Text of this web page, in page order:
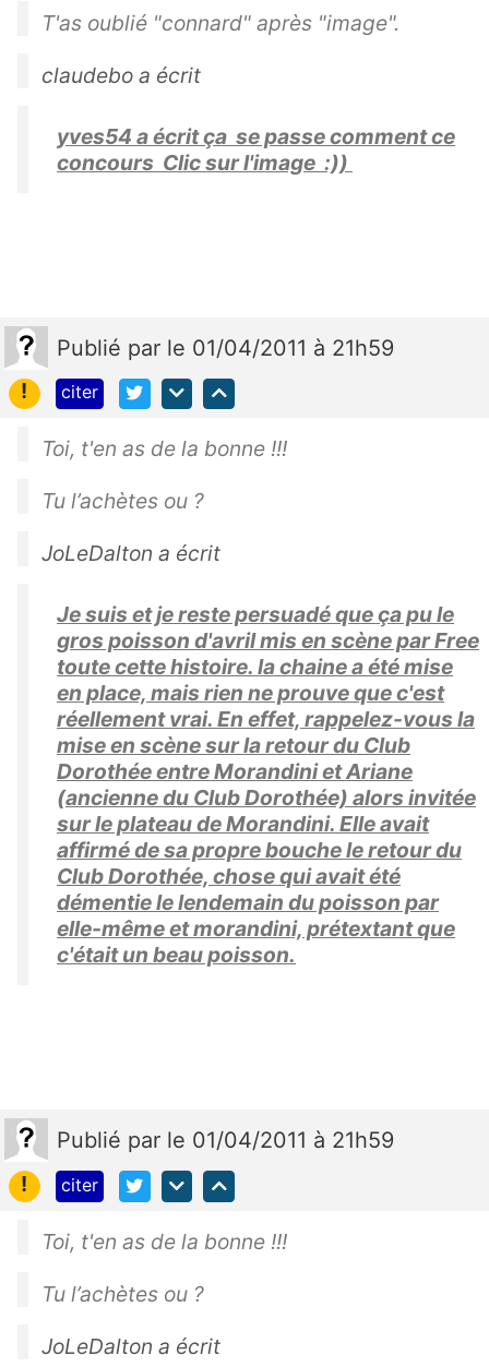
T'as oublié "connard" après "image".
claudebo a écrit
yves54 a écrit ça se passe comment ce
concours Clic sur l'image :))
Publié par le 01/04/2011 à 21h59
!
citer
Toi, t'en as de la bonne !!!
Tu l’achètes ou ?
JoLeDalton a écrit
Je suis et je reste persuadé que ça pu le
gros poisson d'avril mis en scène par Free
toute cette histoire. la chaine a été mise
en place, mais rien ne prouve que c'est
réellement vrai. En effet, rappelez-vous la
mise en scène sur la retour du Club
Dorothée entre Morandini et Ariane
(ancienne du Club Dorothée) alors invitée
sur le plateau de Morandini. Elle avait
affirmé de sa propre bouche le retour du
Club Dorothée, chose qui avait été
démentie le lendemain du poisson par
elle-même et morandini, prétextant que
c'était un beau poisson.
Publié par le 01/04/2011 à 21h59
!
citer
Toi, t'en as de la bonne !!!
Tu l’achètes ou ?
JoLeDalton a écrit